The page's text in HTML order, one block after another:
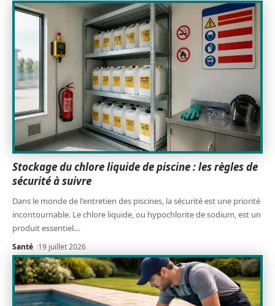
Stockage du chlore liquide de piscine : les règles de
sécurité à suivre
Dans le monde de l'entretien des piscines, la sécurité est une priorité
incontournable. Le chlore liquide, ou hypochlorite de sodium, est un
produit essentiel…
Santé 19 juillet 2026